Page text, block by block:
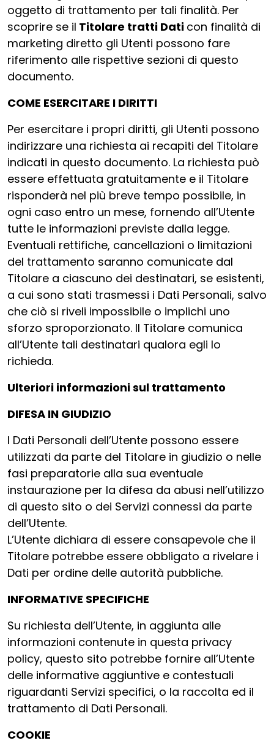
oggetto di trattamento per tali finalità. Per
scoprire se il Titolare tratti Dati con finalità di
marketing diretto gli Utenti possono fare
riferimento alle rispettive sezioni di questo
documento.
COME ESERCITARE I DIRITTI
Per esercitare i propri diritti, gli Utenti possono
indirizzare una richiesta ai recapiti del Titolare
indicati in questo documento. La richiesta può
essere effettuata gratuitamente e il Titolare
risponderà nel più breve tempo possibile, in
ogni caso entro un mese, fornendo all’Utente
tutte le informazioni previste dalla legge.
Eventuali rettifiche, cancellazioni o limitazioni
del trattamento saranno comunicate dal
Titolare a ciascuno dei destinatari, se esistenti,
a cui sono stati trasmessi i Dati Personali, salvo
che ciò si riveli impossibile o implichi uno
sforzo sproporzionato. Il Titolare comunica
all’Utente tali destinatari qualora egli lo
richieda.
Ulteriori informazioni sul trattamento
DIFESA IN GIUDIZIO
I Dati Personali dell’Utente possono essere
utilizzati da parte del Titolare in giudizio o nelle
fasi preparatorie alla sua eventuale
instaurazione per la difesa da abusi nell’utilizzo
di questo sito o dei Servizi connessi da parte
dell’Utente.
L’Utente dichiara di essere consapevole che il
Titolare potrebbe essere obbligato a rivelare i
Dati per ordine delle autorità pubbliche.
INFORMATIVE SPECIFICHE
Su richiesta dell’Utente, in aggiunta alle
informazioni contenute in questa privacy
policy, questo sito potrebbe fornire all’Utente
delle informative aggiuntive e contestuali
riguardanti Servizi specifici, o la raccolta ed il
trattamento di Dati Personali.
COOKIE